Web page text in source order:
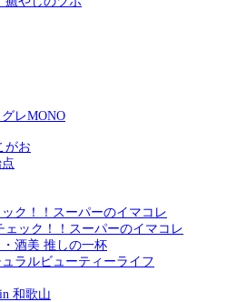
レMONO
がお
ク！！スーパーのイマコレ
ェック！！スーパーのイマコレ
酒美 推しの一杯
ラルビューティーライフ
和歌山